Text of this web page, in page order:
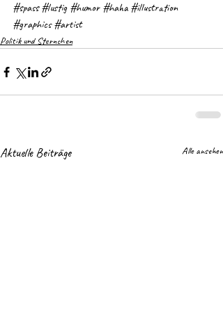
#spass #lustig #humor #haha #illustration
#graphics #artist
Politik und Sternchen
Aktuelle Beiträge Alle ansehen